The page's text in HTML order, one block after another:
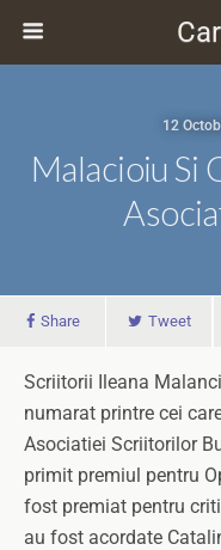
12
Malacioiu Si
Share Tweet
Scriitorii Ileana
numarat printre cei
Asociatiei Scriitorilor
primit premiul pentru
fost premiat pentru
au fost acordate